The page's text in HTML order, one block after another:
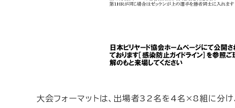
大会フォーマットは、出場者32名を4名×8組に分け